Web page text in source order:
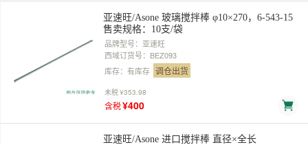
亚速旺/Asone 玻璃搅拌棒 φ10×270，6-543-15
售卖规格：10支/袋
品牌型号：亚速旺
西域订货号：BEZ093
库存：有库存 调仓出货
未税¥353.98
含税¥400
亚速旺/Asone 进口搅拌棒 直径×全长